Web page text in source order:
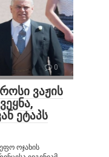
0
ვაჟის
ეტაპს
ოჯახის